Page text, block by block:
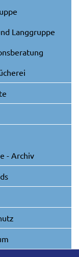
Langgruppe
- Archiv